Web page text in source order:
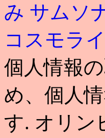
み サムソ
コスモラ
個人情報
め、個人
す. オリン